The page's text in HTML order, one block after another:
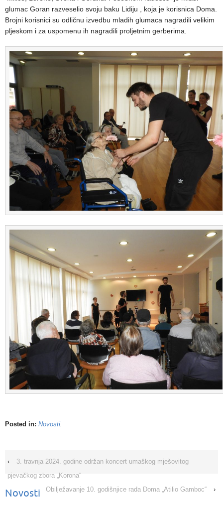
glumac Goran razveselio svoju baku Lidiju , koja je korisnica Doma.
Brojni korisnici su odličnu izvedbu mladih glumaca nagradili velikim
pljeskom i za uspomenu ih nagradili proljetnim gerberima.
Posted in: Novosti
‹
3. travnja 2024. godine održan koncert umaškog mješovitog
pjevačkog zbora „Korona“
Obilježavanje 10. godišnjice rada Doma „Atilio Gamboc“
›
Novosti